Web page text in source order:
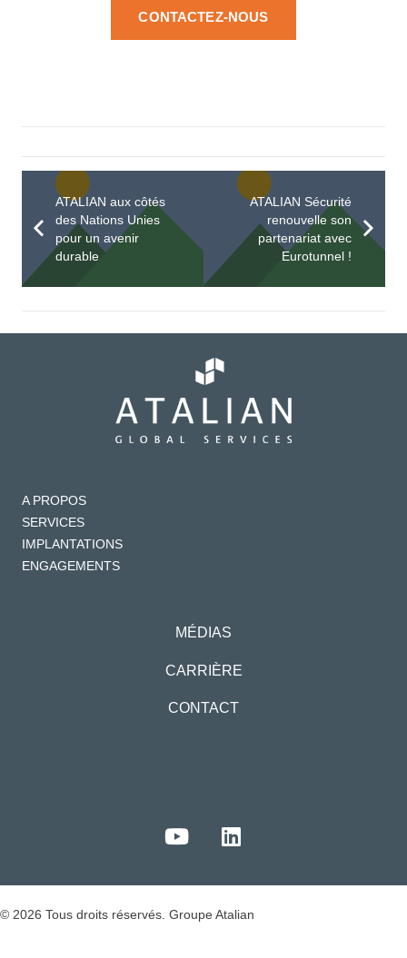
CONTACTEZ-NOUS
ATALIAN aux côtés
des Nations Unies
pour un avenir
durable
ATALIAN Sécurité
renouvelle son
partenariat avec
Eurotunnel !
A PROPOS
SERVICES
IMPLANTATIONS
ENGAGEMENTS
MÉDIAS
CARRIÈRE
CONTACT
© 2026 Tous droits réservés. Groupe Atalian